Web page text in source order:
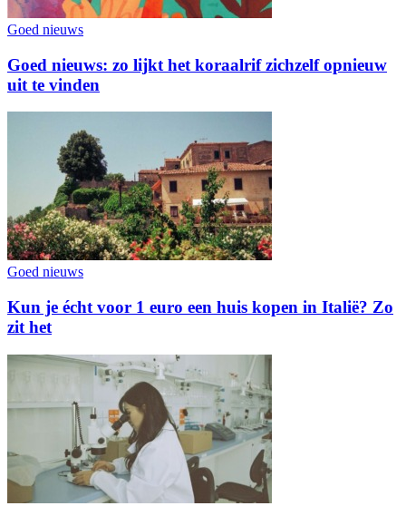
Goed nieuws
Goed nieuws: zo lijkt het koraalrif zichzelf opnieuw
uit te vinden
Goed nieuws
Kun je écht voor 1 euro een huis kopen in Italië? Zo
zit het